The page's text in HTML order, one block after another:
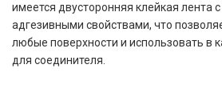
имеется двусторонняя клейкая лента
адгезивными свойствами, что
любые поверхности и использовать в
для соединителя.